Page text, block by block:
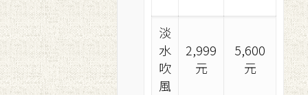
淡
水
吹
風
2,999
元
5,600
元